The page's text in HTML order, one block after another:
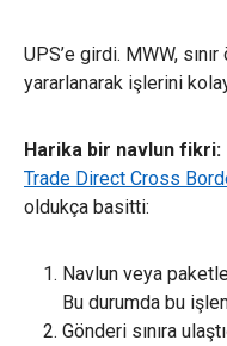
UPS’e girdi. MWW,
yararlanarak işlerini
Harika bir navlun fikri:
Trade Direct Cross
oldukça basitti:
Navlun veya
Bu durumda bu
Gönderi sınıra